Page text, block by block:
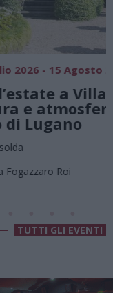
Roi. Tra
tempo sul
TUTTI GLI EVENTI